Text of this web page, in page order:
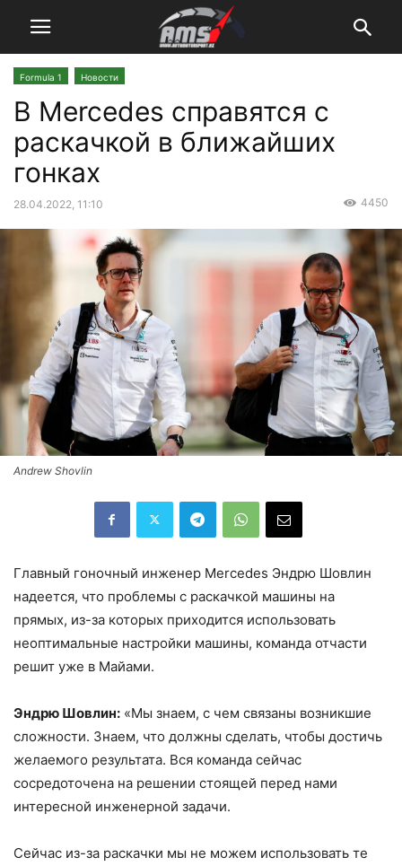
Formula 1 Новости
В Mercedes справятся с
раскачкой в ближайших
гонках
28.04.2022, 11:10 4450
Andrew Shovlin
Главный гоночный инженер Mercedes Эндрю Шовлин
надеется, что проблемы с раскачкой машины на
прямых, из-за которых приходится использовать
неоптимальные настройки машины, команда отчасти
решит уже в Майами.
Эндрю Шовлин: «Мы знаем, с чем связаны возникшие
сложности. Знаем, что должны сделать, чтобы достичь
желаемого результата. Вся команда сейчас
сосредоточена на решении стоящей перед нами
интересной инженерной задачи.
Сейчас из-за раскачки мы не можем использовать те